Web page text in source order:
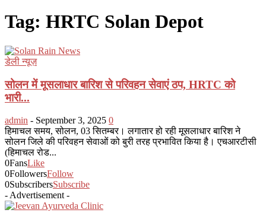
Tag: HRTC Solan Depot
डेली न्यूज़
सोलन में मूसलाधार बारिश से परिवहन सेवाएं ठप, HRTC को
भारी...
admin - September 3, 2025 0
हिमाचल समय, सोलन, 03 सितम्बर। लगातार हो रही मूसलाधार बारिश ने
सोलन जिले की परिवहन सेवाओं को बुरी तरह प्रभावित किया है। एचआरटीसी
(हिमाचल रोड...
0FansLike
0FollowersFollow
0SubscribersSubscribe
- Advertisement -